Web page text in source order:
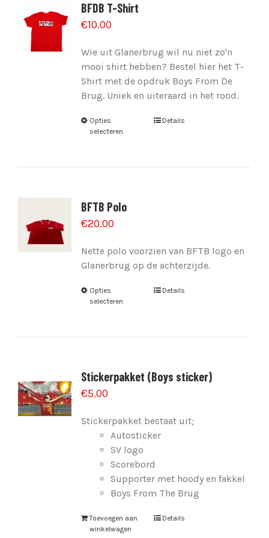
BFDB T-Shirt
€10.00
Wie uit Glanerbrug wil nu niet zo'n
mooi shirt hebben? Bestel hier het T-
Shirt met de opdruk Boys From De
Brug. Uniek en uiteraard in het rood.
Opties
selecteren
Details
BFTB Polo
€20.00
Nette polo voorzien van BFTB logo en
Glanerbrug op de achterzijde.
Opties
selecteren
Details
Stickerpakket (Boys sticker)
€5.00
Stickerpakket bestaat uit;
Autosticker
SV logo
Scorebord
Supporter met hoody en fakkel
Boys From The Brug
Toevoegen aan
winkelwagen
Details